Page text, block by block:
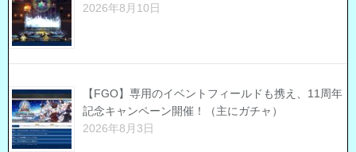
2026年8月10日
【FGO】専用のイベントフィールドも携え、11周年
記念キャンペーン開催！（主にガチャ）
2026年8月3日